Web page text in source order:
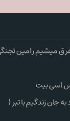
غرق میشیم رامین
اسی بیت
جان زندگیم با تبر (